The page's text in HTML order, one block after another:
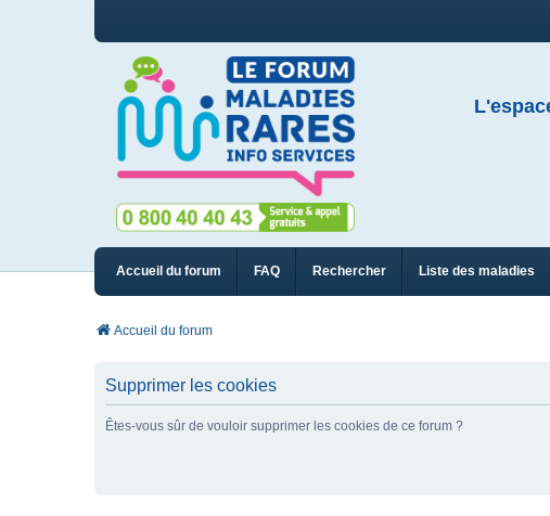
Accueil du forum FAQ Rechercher Liste des maladies
Accueil du forum
Supprimer les cookies
Êtes-vous sûr de vouloir supprimer les cookies de ce forum ?